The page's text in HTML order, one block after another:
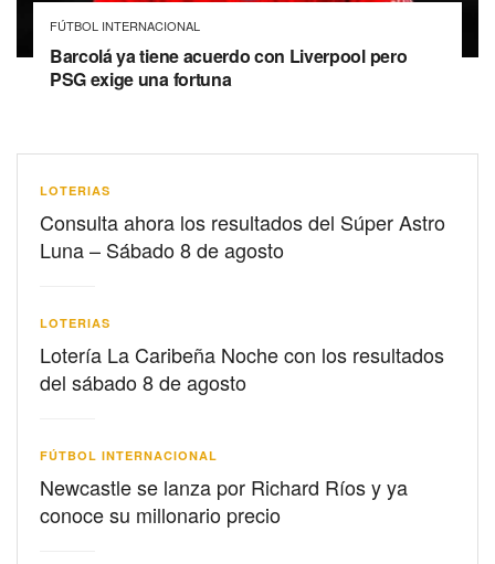
FÚTBOL INTERNACIONAL
Barcolá ya tiene acuerdo con Liverpool pero
PSG exige una fortuna
LOTERIAS
Consulta ahora los resultados del Súper Astro
Luna – Sábado 8 de agosto
LOTERIAS
Lotería La Caribeña Noche con los resultados
del sábado 8 de agosto
FÚTBOL INTERNACIONAL
Newcastle se lanza por Richard Ríos y ya
conoce su millonario precio